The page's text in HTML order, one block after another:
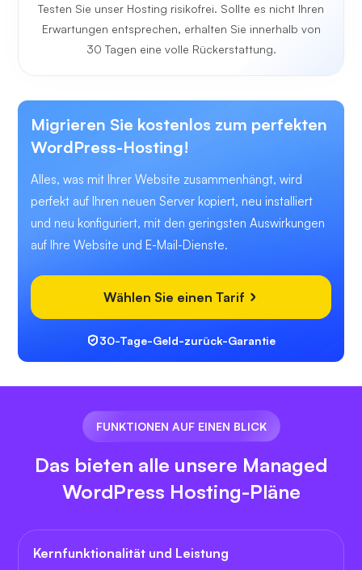
Testen Sie unser Hosting risikofrei. Sollte es nicht Ihren
Erwartungen entsprechen, erhalten Sie innerhalb von
30 Tagen eine volle Rückerstattung.
Migrieren Sie kostenlos zum perfekten
WordPress-Hosting!
Alles, was mit Ihrer Website zusammenhängt, wird
perfekt auf Ihren neuen Server kopiert, neu installiert
und neu konfiguriert, mit den geringsten Auswirkungen
auf Ihre Website und E-Mail-Dienste.
Wählen Sie einen Tarif
30-Tage-Geld-zurück-Garantie
FUNKTIONEN AUF EINEN BLICK
Das bieten alle unsere Managed
WordPress Hosting-Pläne
Kernfunktionalität und Leistung